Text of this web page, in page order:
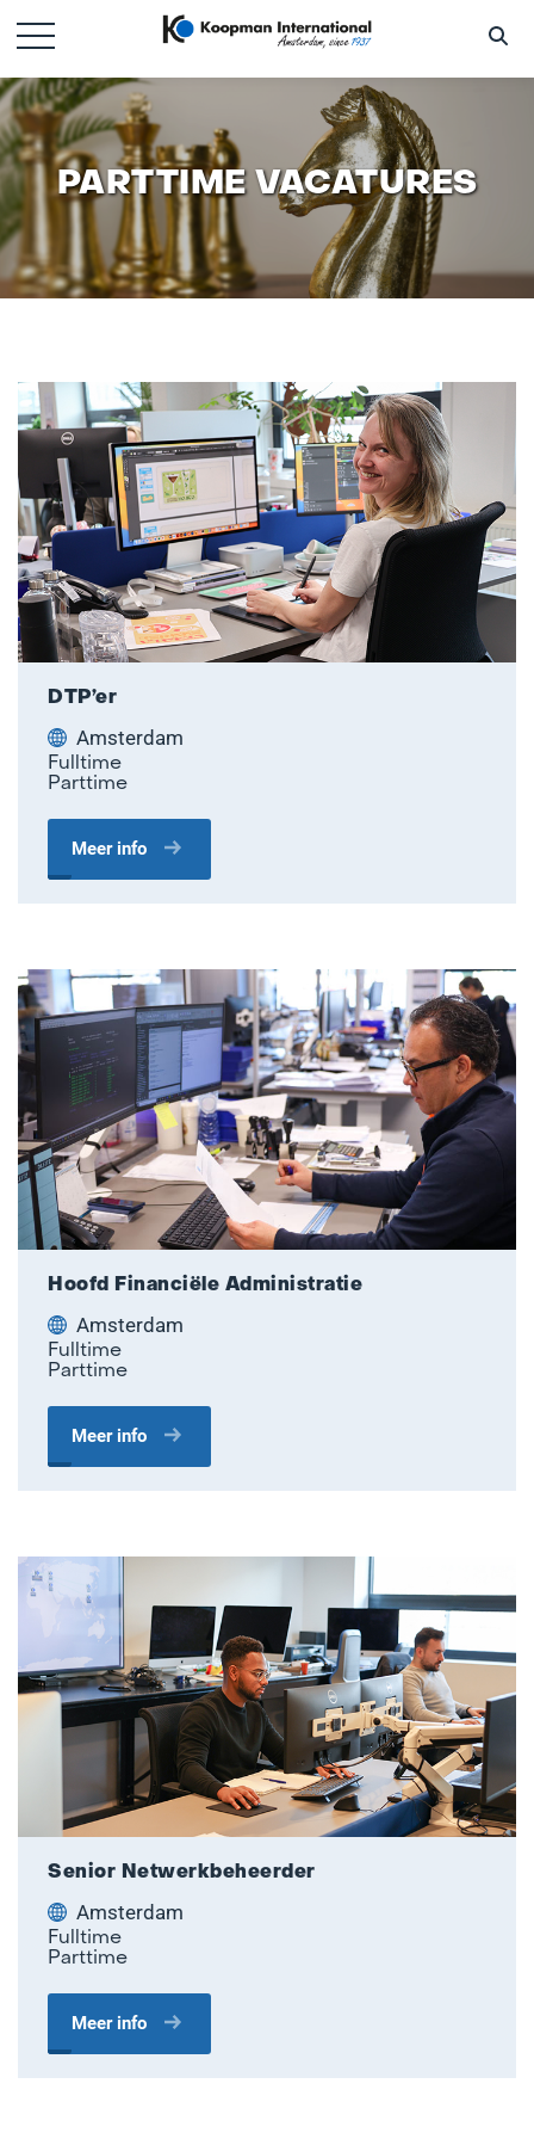
PARTTIME VACATURES
DTP’er
Amsterdam
Fulltime
Parttime
Meer info
Hoofd Financiële Administratie
Amsterdam
Fulltime
Parttime
Meer info
Senior Netwerkbeheerder
Amsterdam
Fulltime
Parttime
Meer info